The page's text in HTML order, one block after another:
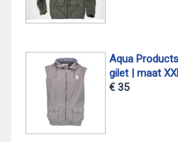
Aqua
gilet | maat
€ 35